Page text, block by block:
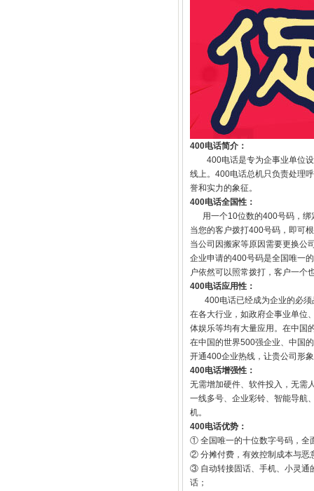
400电话简介：
400电话是专为企事业单位设
线上。400电话总机只负责处理
誉和实力的象征。
400电话全国性：
用一个10位数的400号码，绑
当您的客户拨打400号码，即可
当公司因搬家等原因需要更换公
企业申请的400号码是全国唯一
户依然可以照常拨打，客户一个
400电话应用性：
400电话已经成为企业的必须
在各大行业，如政府企事业单位
体娱乐等均有大量应用。在中国
在中国的世界500强企业、中国
开通400企业热线，让贵公司形
400电话增强性：
无需增加硬件、软件投入，无需
一线多号、企业彩铃、智能导航
机。
400电话优势：
① 全国唯一的十位数字号码，全
② 分摊付费，有效控制成本与恶
③ 自动转接固话、手机、小灵通
话；